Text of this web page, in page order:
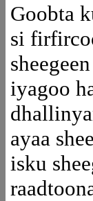
Goobta
si
iyagoo
ayaa
isku